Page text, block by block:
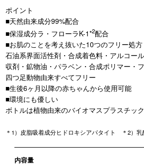
ポイント
■天然由来成分99%配合
■保湿成分ラ・フローラK-1*2配合
■お肌のことを考え抜いた10つのフリー処方
石油系界面活性剤・合成着色料・アルコー
収剤・鉱物油・パラベン・合成ポリマー・
四つ足動物由来すべてフリー
■生後6ヶ月以降の赤ちゃんから使用可能
■環境にも優しい
ボトルは植物由来のバイオマスプラスチッ
＊1）皮脂吸着成分ヒドロキシアパタイト ＊2）
内容量